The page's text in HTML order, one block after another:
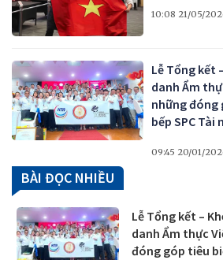
10:08 21/05/
Lễ Tổng kết
danh Ẩm
những đóng
bếp SPC Tài
09:45 20/01/
BÀI ĐỌC NHIỀU
Lễ Tổng kết –
danh Ẩm thực
đóng góp tiêu